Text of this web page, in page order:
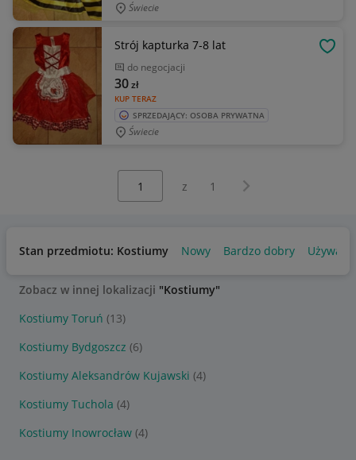
Świecie
Strój kapturka 7-8 lat
do negocjacji
KUP TERAZ
30zł
SPRZEDAJĄCY: OSOBA PRYWATNA
Świecie
z 1 Następna strona
Stan przedmiotu: Kostiumy Nowy Bardzo dobry Używany
Zobacz w innej lokalizacji "Kostiumy"
Kostiumy Toruń (13)
Kostiumy Bydgoszcz (6)
Kostiumy Aleksandrów Kujawski (4)
Kostiumy Tuchola (4)
Kostiumy Inowrocław (4)